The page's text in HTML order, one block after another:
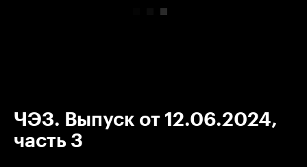
ЧЭЗ. Выпуск от 12.06.2024,
часть 3